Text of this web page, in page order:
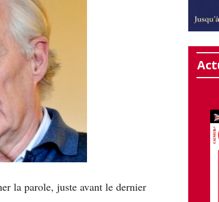
la parole, juste avant le dernier